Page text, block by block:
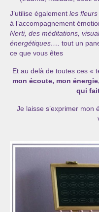
J’utilise également les fleurs
à l’accompagnement
Nerti, des méditations,
énergétiques….
tout un
ce que vous êtes
Et au delà de toutes ces «
mon écoute, mon
qui
Je laisse s’exprimer mon